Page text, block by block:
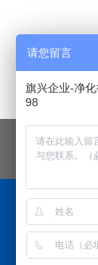
首
请您留言
旗兴企业-净
98